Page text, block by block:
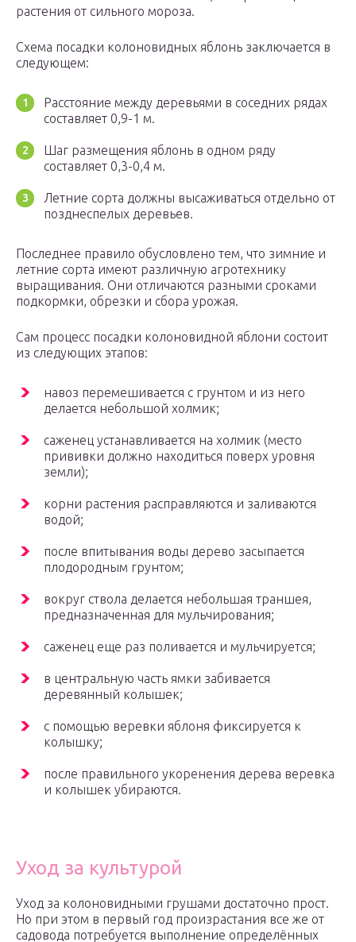
растения от сильного мороза.
Схема посадки колоновидных яблонь заключается в
следующем:
Расстояние между деревьями в соседних рядах
составляет 0,9-1 м.
Шаг размещения яблонь в одном ряду
составляет 0,3-0,4 м.
Летние сорта должны высаживаться отдельно от
позднеспелых деревьев.
Последнее правило обусловлено тем, что зимние и
летние сорта имеют различную агротехнику
выращивания. Они отличаются разными сроками
подкормки, обрезки и сбора урожая.
Сам процесс посадки колоновидной яблони состоит
из следующих этапов:
навоз перемешивается с грунтом и из него
делается небольшой холмик;
саженец устанавливается на холмик (место
прививки должно находиться поверх уровня
земли);
корни растения расправляются и заливаются
водой;
после впитывания воды дерево засыпается
плодородным грунтом;
вокруг ствола делается небольшая траншея,
предназначенная для мульчирования;
саженец еще раз поливается и мульчируется;
в центральную часть ямки забивается
деревянный колышек;
с помощью веревки яблоня фиксируется к
колышку;
после правильного укоренения дерева веревка
и колышек убираются.
Уход за культурой
Уход за колоновидными грушами достаточно прост.
Но при этом в первый год произрастания все же от
садовода потребуется выполнение определённых